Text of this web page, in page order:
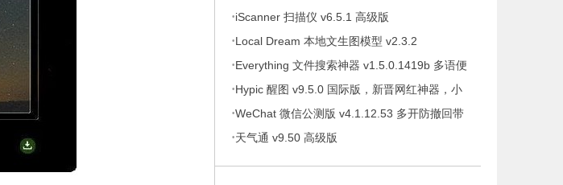
·iScanner 扫描仪 v6.5.1 高级版
·Local Dream 本地文生图模型 v2.3.2
·Everything 文件搜索神器 v1.5.0.1419b 多语便
携版
·Hypic 醒图 v9.5.0 国际版，新晋网红神器，小
仙女修图！必！备！
·WeChat 微信公测版 v4.1.12.53 多开防撤回带
提示绿色版
·天气通 v9.50 高级版